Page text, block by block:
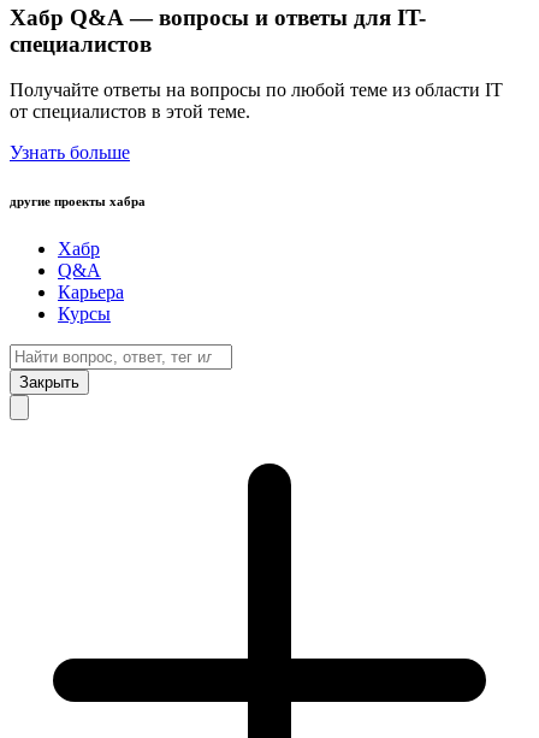
Хабр Q&A — вопросы и ответы для IT-
специалистов
Получайте ответы на вопросы по любой теме из области IT
от специалистов в этой теме.
Узнать больше
другие проекты хабра
Хабр
Q&A
Карьера
Курсы
Закрыть